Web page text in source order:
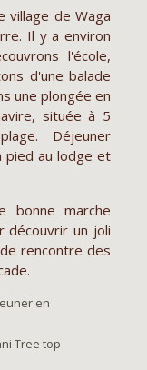
village de Waga
Il y a environ
l'école,
d'une balade
une plongée en
située à 5
Déjeuner
pied au lodge et
bonne marche
découvrir un joli
rencontre des
en
Tree top